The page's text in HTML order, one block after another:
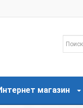
магазин